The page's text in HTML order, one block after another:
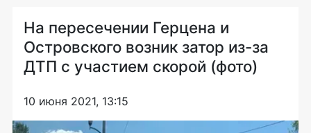
На пересечении Герцена и
Островского возник затор из-за
ДТП с участием скорой (фото)
10 июня 2021, 13:15